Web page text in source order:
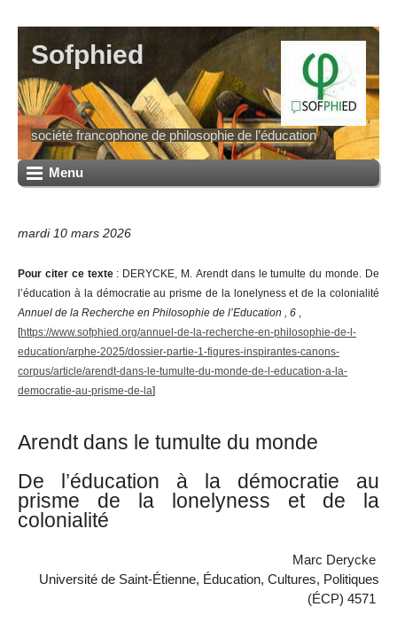
Sofphied
société francophone de philosophie de l’éducation
Menu
mardi 10 mars 2026
Pour citer ce texte: DERYCKE, M. Arendt dans le tumulte du monde. De
l’éducation à la démocratie au prisme de la lonelyness et de la colonialité
Annuel de la Recherche en Philosophie de l’Education , 6
[https://www.sofphied.org/annuel-de-la-recherche-en-philosophie-de-l-
education/arphe-2025/dossier-partie-1-figures-inspirantes-canons-
corpus/article/arendt-dans-le-tumulte-du-monde-de-l-education-a-la-
democratie-au-prisme-de-la]
Arendt dans le tumulte du monde
De l’éducation à la démocratie au
prisme de la
lonelyness et de la
colonialité
Marc Derycke
Université de Saint-Étienne, Éducation, Cultures, Politiques
(ÉCP) 4571